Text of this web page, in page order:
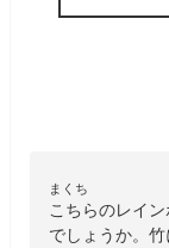
まくち
こちらのレイ
でしょうか。